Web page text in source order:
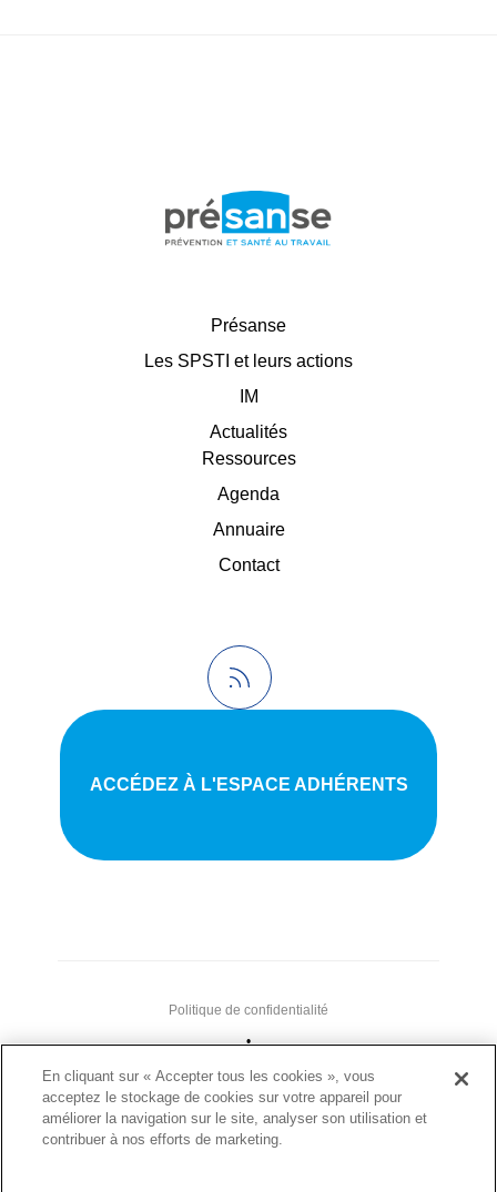
Présanse
Les SPSTI et leurs actions
IM
Actualités
Ressources
Agenda
Annuaire
Contact
ACCÉDEZ À L'ESPACE ADHÉRENTS
Liens utiles
•
Nous contacter
•
Politique de confidentialité
En cliquant sur « Accepter tous les cookies », vous
acceptez le stockage de cookies sur votre appareil pour
améliorer la navigation sur le site, analyser son utilisation et
contribuer à nos efforts de marketing.